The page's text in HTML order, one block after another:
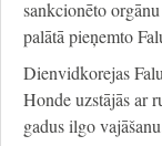
sankcionēto
palātā pieņemto
Dienvidkorejas
Honde uzstājās ar
gadus ilgo